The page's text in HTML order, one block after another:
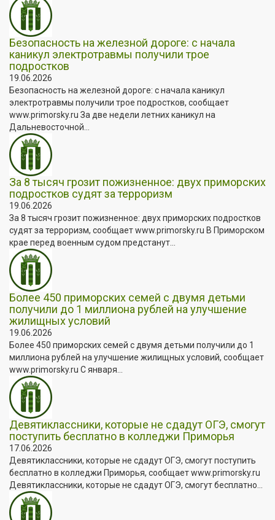
Безопасность на железной дороге: с начала
каникул электротравмы получили трое
подростков
19.06.2026
Безопасность на железной дороге: с начала каникул
электротравмы получили трое подростков, сообщает
www.primorsky.ru За две недели летних каникул на
Дальневосточной...
За 8 тысяч грозит пожизненное: двух приморских
подростков судят за терроризм
19.06.2026
За 8 тысяч грозит пожизненное: двух приморских подростков
судят за терроризм, сообщает www.primorsky.ru В Приморском
крае перед военным судом предстанут...
Более 450 приморских семей с двумя детьми
получили до 1 миллиона рублей на улучшение
жилищных условий
19.06.2026
Более 450 приморских семей с двумя детьми получили до 1
миллиона рублей на улучшение жилищных условий, сообщает
www.primorsky.ru С января...
Девятиклассники, которые не сдадут ОГЭ, смогут
поступить бесплатно в колледжи Приморья
17.06.2026
Девятиклассники, которые не сдадут ОГЭ, смогут поступить
бесплатно в колледжи Приморья, сообщает www.primorsky.ru
Девятиклассники, которые не сдадут ОГЭ, смогут бесплатно...